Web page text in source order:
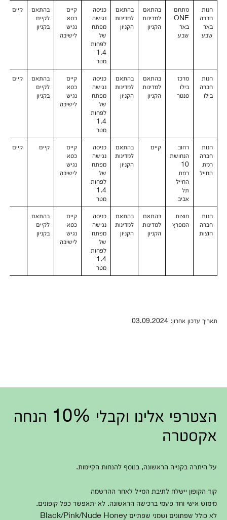
חנות
חברה
באר
שבע
מתחם
ONE
באר
שבע
בהתאם
למדינות
הקניון
בהתאם
למדינות
הקניון
כניסה
נגישה
מפתח
של
לפחות
1.4
מטר
קיים
כסא
נגיש
לישיבה
בהתאם
לקיים
בקניון
קיים
חנות
חברה
בילו
מרכז
בילו
סנטר
בהתאם
למדינות
הקניון
בהתאם
למדינות
הקניון
כניסה
נגישה
מפתח
של
לפחות
1.4
מטר
קיים
כסא
נגיש
לישיבה
בהתאם
לקיים
בקניון
קיים
חנות
חברה
רמת
החייל
רחוב
הנחושת
10
רמת
החייל
תל
אביב
קיים
בהתאם
למדינות
הקניון
כניסה
נגישה
מפתח
של
לפחות
1.4
מטר
קיים
כסא
נגיש
לישיבה
קיים קיים
חנות
חברה
חוצות
חוצות
המפרץ
בהתאם
למדינות
הקניון
בהתאם
למדינות
הקניון
כניסה
נגישה
מפתח
של
לפחות
1.4
מטר
קיים
כסא
נגיש
לישיבה
בהתאם
לקיים
בקניון
תאריך עדכון אחרון: 03.09.2024
הצטרפי אלינו וקבלי 10% הנחה
אקסטרה
על היתרה בקנייה הראשונה, בנוסף להנחות הקיימות.
קוד הקופון יישלח לתיבת המייל לאחר ההרשמה
מימוש אישי וחד פעמי ברכישה הראשונה. לא יתאפשר כפל קופונים.
לא כולל שפתונים ושמני שפתיים Black/Pink/Nude Honey